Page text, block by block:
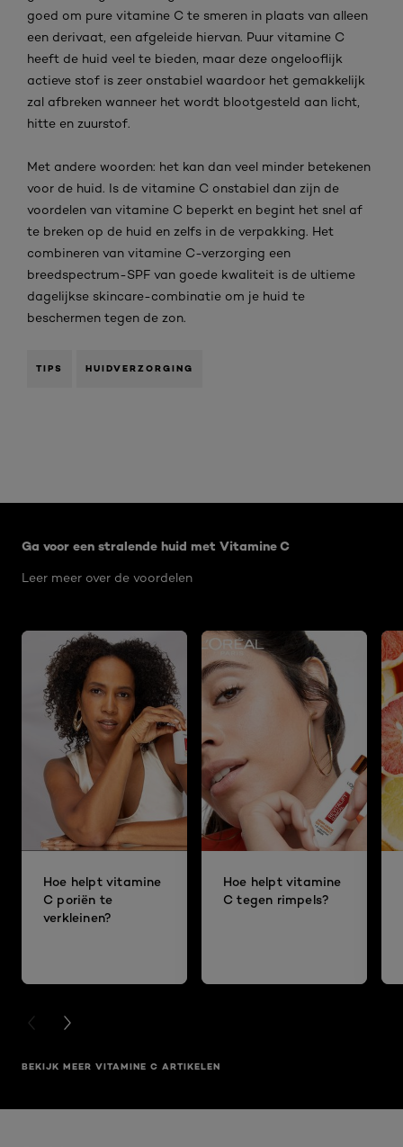
goed om pure vitamine C te smeren in plaats van alleen
een derivaat, een afgeleide hiervan. Puur vitamine C
heeft de huid veel te bieden, maar deze ongelooflijk
actieve stof is zeer onstabiel waardoor het gemakkelijk
zal afbreken wanneer het wordt blootgesteld aan licht,
hitte en zuurstof.
Met andere woorden: het kan dan veel minder betekenen
voor de huid. Is de vitamine C onstabiel dan zijn de
voordelen van vitamine C beperkt en begint het snel af
te breken op de huid en zelfs in de verpakking. Het
combineren van vitamine C-verzorging een
breedspectrum-SPF van goede kwaliteit is de ultieme
dagelijkse skincare-combinatie om je huid te
beschermen tegen de zon.
TIPS HUIDVERZORGING
Ga voor een stralende huid met Vitamine C
Leer meer over de voordelen
Hoe helpt vitamine
C poriën te
verkleinen?
Hoe helpt vitamine
C tegen rimpels?
PREVIOUS CARD
NEXT CARD
BEKIJK MEER VITAMINE C ARTIKELEN